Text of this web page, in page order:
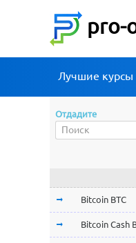
pro-
Лучшие курсы
Отдадите
Bitcoin BTC
Bitcoin Cash